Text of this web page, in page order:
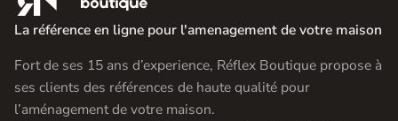
La référence en ligne pour l'amenagement de votre maison
Fort de ses 15 ans d’experience, Réflex Boutique propose à
ses clients des références de haute qualité pour
l’aménagement de votre maison.